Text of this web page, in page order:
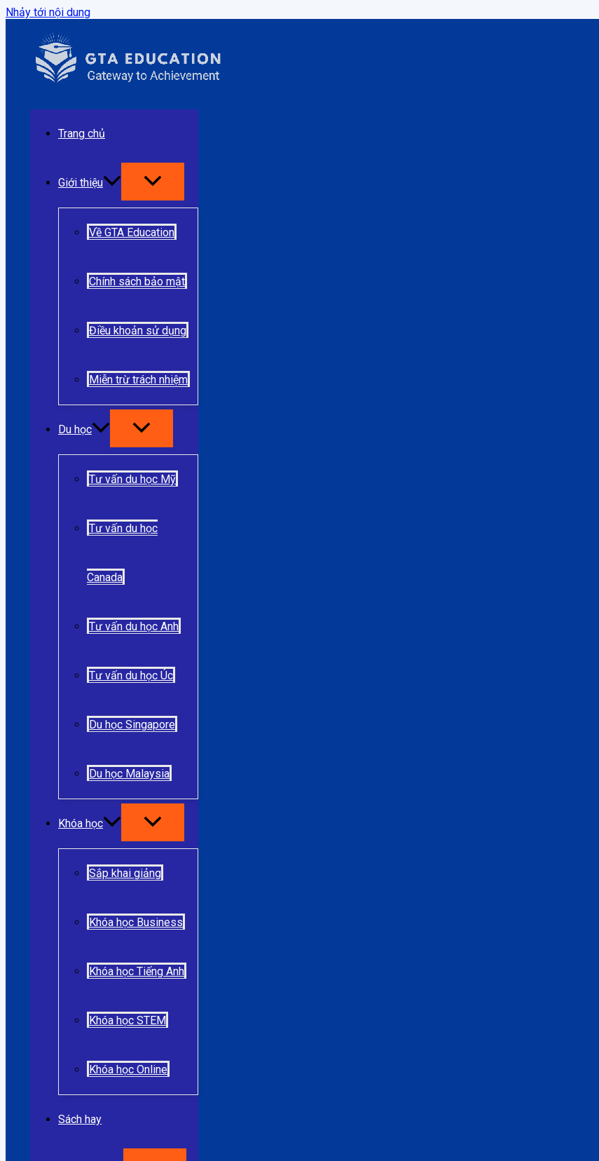
Nhảy tới nội dung
Trang chủ
Giới thiệu
Về GTA Education
Chính sách bảo mật
Điều khoản sử dụng
Miễn trừ trách nhiệm
Du học
Tư vấn du học Mỹ
Tư vấn du học
Canada
Tư vấn du học Anh
Tư vấn du học Úc
Du học Singapore
Du học Malaysia
Khóa học
Sắp khai giảng
Khóa học Business
Khóa học Tiếng Anh
Khóa học STEM
Khóa học Online
Sách hay